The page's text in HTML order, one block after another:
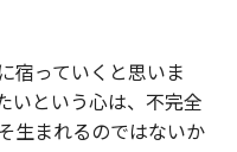
宿っていくと思いま
いという心は、不完全
生まれるのではないか